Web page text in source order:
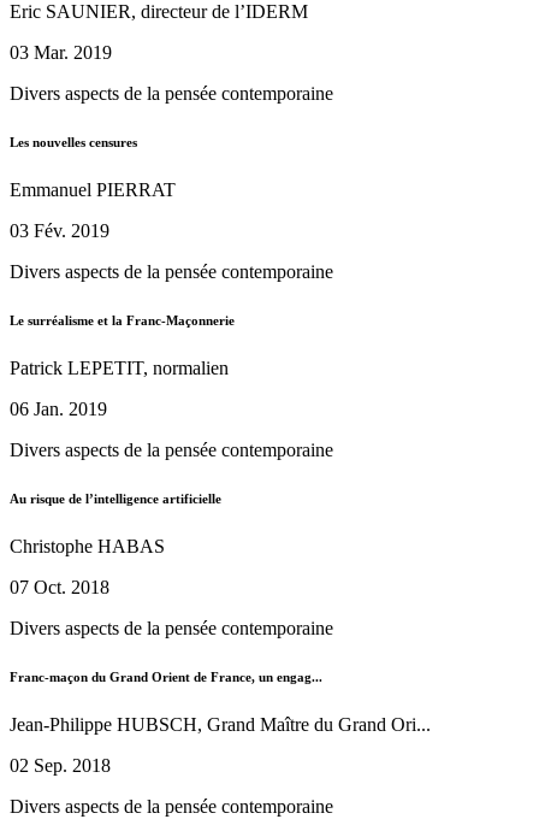
Eric SAUNIER, directeur de l’IDERM
03 Mar. 2019
Divers aspects de la pensée contemporaine
Les nouvelles censures
Emmanuel PIERRAT
03 Fév. 2019
Divers aspects de la pensée contemporaine
Le surréalisme et la Franc-Maçonnerie
Patrick LEPETIT, normalien
06 Jan. 2019
Divers aspects de la pensée contemporaine
Au risque de l’intelligence artificielle
Christophe HABAS
07 Oct. 2018
Divers aspects de la pensée contemporaine
Franc-maçon du Grand Orient de France, un engag...
Jean-Philippe HUBSCH, Grand Maître du Grand Ori...
02 Sep. 2018
Divers aspects de la pensée contemporaine